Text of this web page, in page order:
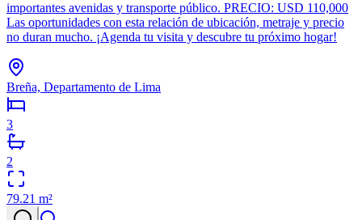
importantes avenidas y transporte público. PRECIO: USD 110,000
Las oportunidades con esta relación de ubicación, metraje y precio
no duran mucho. ¡Agenda tu visita y descubre tu próximo hogar!
Breña, Departamento de Lima
3
2
79.21 m²